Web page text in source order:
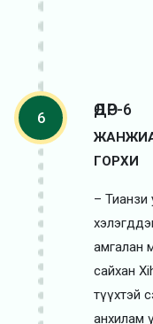
6 ӨДӨР-6
ГОРХИ
– Тианзи
амгалан
сайхан
түүхтэй
анхилам